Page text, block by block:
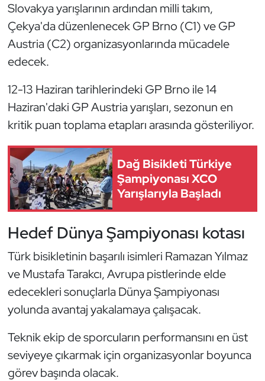
Slovakya yarışlarının ardından milli takım,
Çekya'da düzenlenecek GP Brno (C1) ve GP
Austria (C2) organizasyonlarında mücadele
edecek.
12-13 Haziran tarihlerindeki GP Brno ile 14
Haziran'daki GP Austria yarışları, sezonun en
kritik puan toplama etapları arasında gösteriliyor.
Dağ Bisikleti Türkiye
Şampiyonası XCO
Yarışlarıyla Başladı
Hedef Dünya Şampiyonası kotası
Türk bisikletinin başarılı isimleri Ramazan Yılmaz
ve Mustafa Tarakcı, Avrupa pistlerinde elde
edecekleri sonuçlarla Dünya Şampiyonası
yolunda avantaj yakalamaya çalışacak.
Teknik ekip de sporcuların performansını en üst
seviyeye çıkarmak için organizasyonlar boyunca
görev başında olacak.
Judo ve Kuraş
Kano ve Rafting
Karate
Kayak
Kempo
Kick Boks
Kürek
Masa Tenisi
Modern Pentatlon
Motor Sporları
Okçuluk